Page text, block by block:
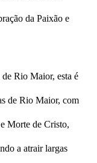
da Paixão e
Rio Maior, esta é
de Rio Maior, com
Morte de Cristo,
a atrair largas